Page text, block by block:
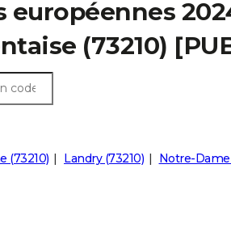
européennes
(73210)
(73210) Landry (73210) Notre-